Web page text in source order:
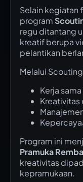
Selain kegiatan
program
regu ditantang
kreatif berupa
pelantikan
Melalui
Kerja
Program ini
Pramuka
kreativitas
kepramukaan.